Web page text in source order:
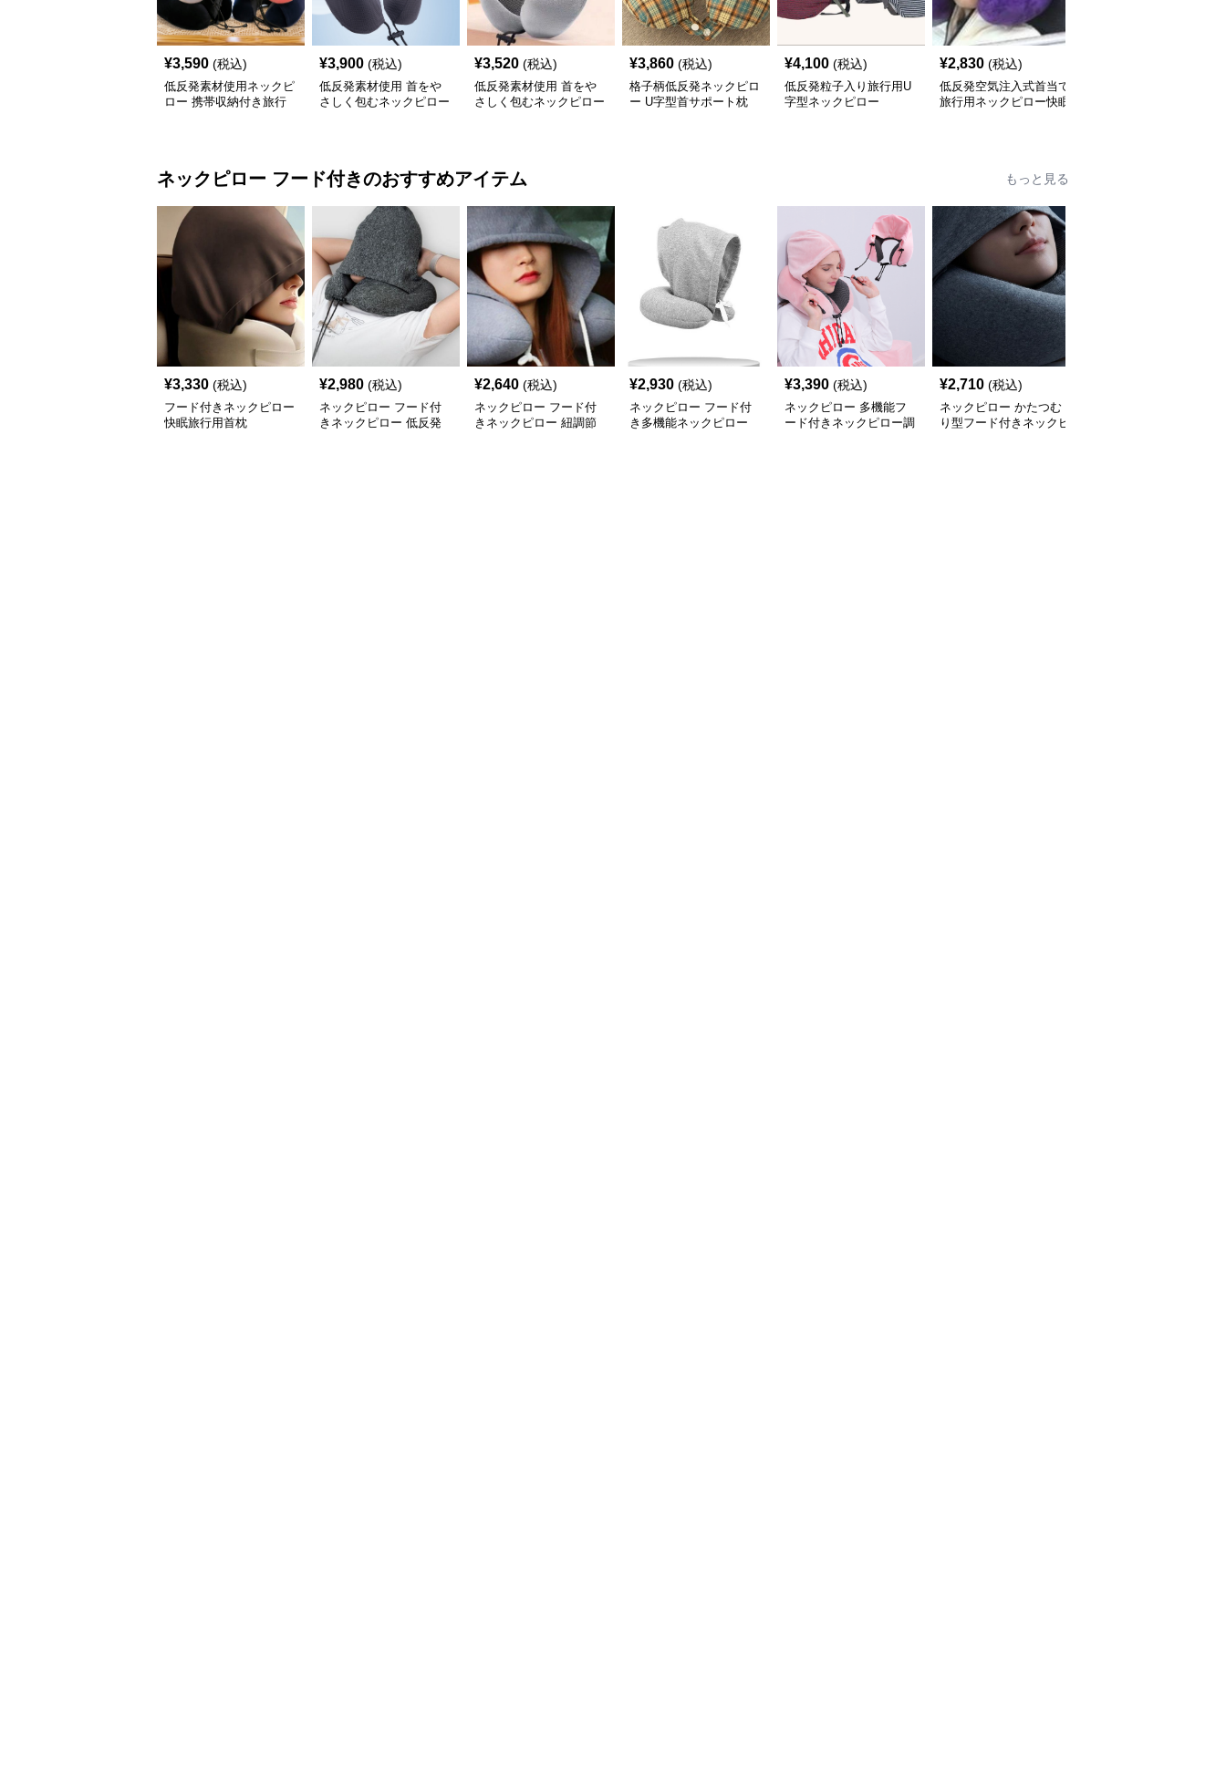
¥3,590 (税込)
低反発素材使用ネックピ
ロー 携帯収納付き旅行
¥3,900 (税込)
低反発素材使用 首をや
さしく包むネックピロー
¥3,520 (税込)
低反発素材使用 首をや
さしく包むネックピロー
¥3,860 (税込)
格子柄低反発ネックピロ
ー U字型首サポート枕
¥4,100 (税込)
低反発粒子入り旅行用U
字型ネックピロー
¥2,830 (税込)
低反発空気注入式首当て
旅行用ネックピロー快眠
ネックピロー フード付きのおすすめアイテム もっと見る
¥3,330 (税込)
フード付きネックピロー
快眠旅行用首枕
¥2,980 (税込)
ネックピロー フード付
きネックピロー 低反発
¥2,640 (税込)
ネックピロー フード付
きネックピロー 紐調節
¥2,930 (税込)
ネックピロー フード付
き多機能ネックピロー
¥3,390 (税込)
ネックピロー 多機能フ
ード付きネックピロー調
¥2,710 (税込)
ネックピロー かたつむ
り型フード付きネックピ